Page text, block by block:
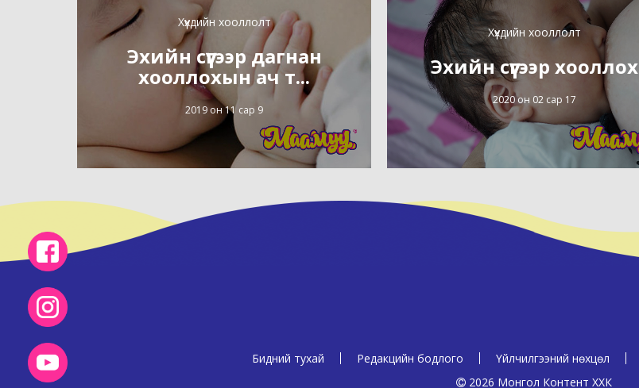
Хүүхдийн хооллолт
Эхийн сүүгээр дагнан
хооллохын ач т...
2019 он 11 сар 9
Хүүхдийн хооллолт
Эхийн сүүгээр хооллох
2020 он 02 сар 17
Бидний тухай Редакцийн бодлого Үйлчилгээний нөхцөл
2026 Монгол Контент ХХК